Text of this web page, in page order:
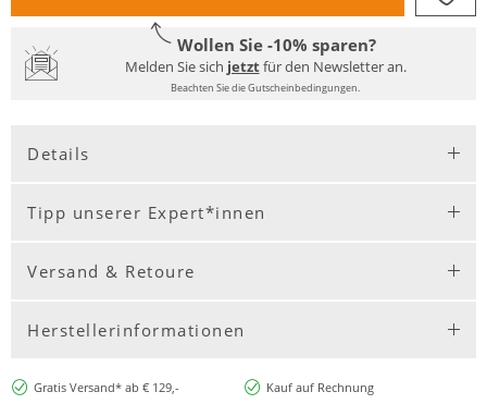
Wollen Sie -10% sparen?
Melden Sie sich jetztfür den Newsletter an.
Beachten Sie die Gutscheinbedingungen.
Details
Tipp unserer Expert*innen
Versand & Retoure
Herstellerinformationen
Gratis Versand* ab € 129,-
Kauf auf Rechnung